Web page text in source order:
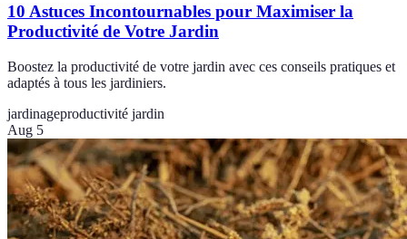
10 Astuces Incontournables pour Maximiser la
Productivité de Votre Jardin
Boostez la productivité de votre jardin avec ces conseils pratiques et
adaptés à tous les jardiniers.
jardinageproductivité jardin
Aug 5